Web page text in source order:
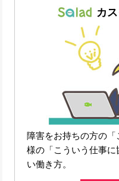
カ
障害をお持ちの方の
様の「こういう仕事
い働き方。